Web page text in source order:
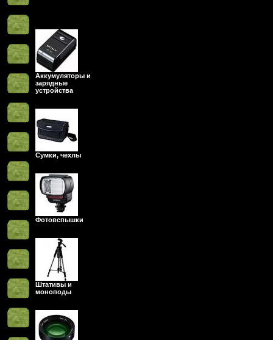
Аккумуляторы и
зарядные
устройства
Сумки, чехлы
Фотовспышки
Штативы и
моноподы